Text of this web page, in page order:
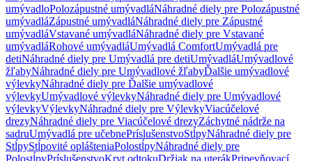
umývadloPolozápustné umývadláNáhradné diely pre Polozápustné
umývadláZápustné umývadláNáhradné diely pre Zápustné
umývadláVstavané umývadláNáhradné diely pre Vstavané
umývadláRohové umývadláUmývadlá ComfortUmývadlá pre
detiNáhradné diely pre Umývadlá pre detiUmývadláUmývadlové
žľabyNáhradné diely pre Umývadlové žľabyĎalšie umývadlové
výlevkyNáhradné diely pre Ďalšie umývadlové
výlevkyUmývadlové výlevkyNáhradné diely pre Umývadlové
výlevkyVýlevkyNáhradné diely pre VýlevkyViacúčelové
drezyNáhradné diely pre Viacúčelové drezyZáchytné nádrže na
sadruUmývadlá pre učebnePríslušenstvoStĺpyNáhradné diely pre
StĺpyStĺpovité oplášteniaPolostĺpyNáhradné diely pre
PolostĺpyPríslušenstvoKryt odtokuDržiak na uterákPripevňovací